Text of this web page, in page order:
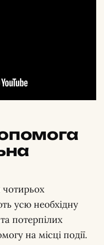
чотирьох
усю необхідну
потерпілих
на місці події.